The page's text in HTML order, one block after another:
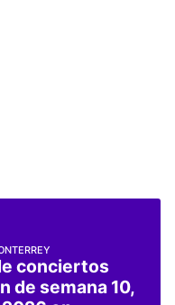
conciertos
de semana 10,